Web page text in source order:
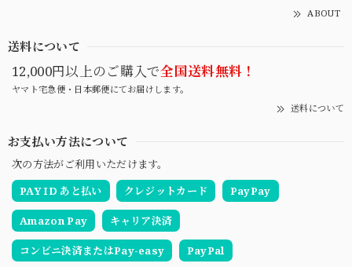
ABOUT
送料について
12,000円以上のご購入で全国送料無料！
ヤマト宅急便・日本郵便にてお届けします。
送料について
お支払い方法について
次の方法がご利用いただけます。
PAY ID あと払い
クレジットカード PayPay
Amazon Pay キャリア決済
コンビニ決済またはPay-easy PayPal